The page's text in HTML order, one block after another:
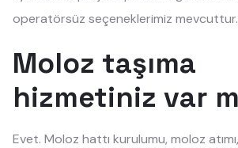
operatörsüz seçeneklerimiz mevcuttur.
Moloz taşıma
hizmetiniz var
Evet. Moloz hattı kurulumu, moloz